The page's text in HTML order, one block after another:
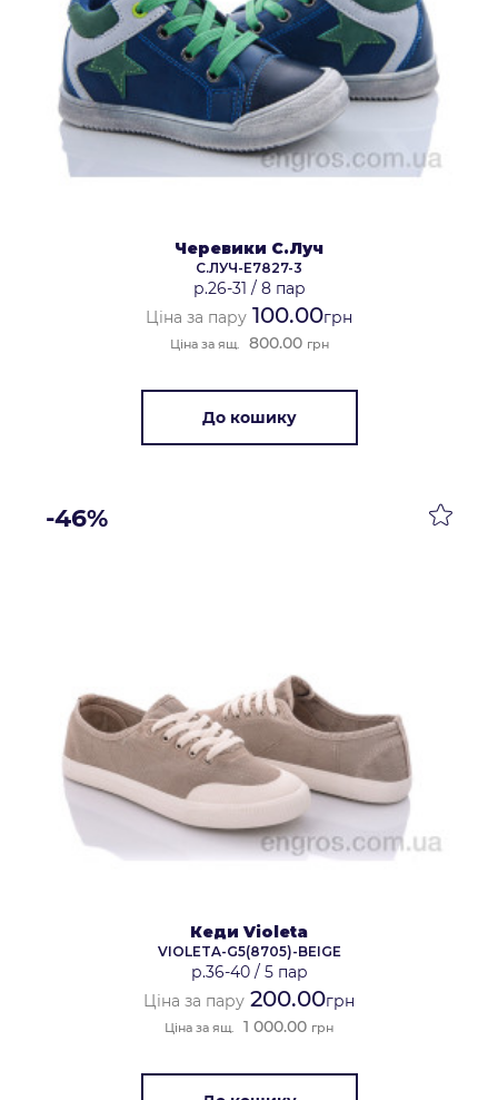
Черевики С.Луч
С.ЛУЧ-E7827-3
р.26-31 / 8 пар
Ціна за пару 100.00грн
Ціна за ящ. 800.00 грн
До кошику
-46%
Кеди Violeta
VIOLETA-G5(8705)-BEIGE
р.36-40/ 5 пар
Ціна за пару 200.00грн
Ціна за ящ. 1 000.00 грн